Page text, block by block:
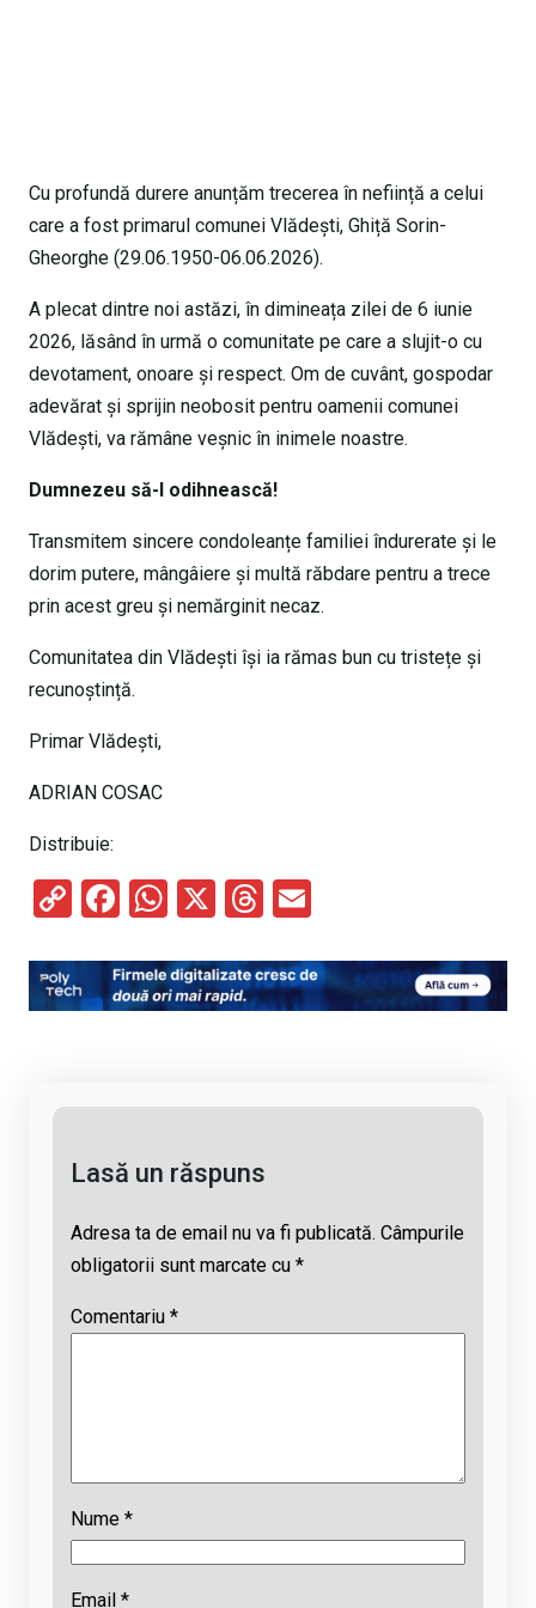
Cu profundă durere anunțăm trecerea în neființă a celui
care a fost primarul comunei Vlădești, Ghiță Sorin-
Gheorghe (29.06.1950-06.06.2026).
A plecat dintre noi astăzi, în dimineața zilei de 6 iunie
2026, lăsând în urmă o comunitate pe care a slujit-o cu
devotament, onoare și respect. Om de cuvânt, gospodar
adevărat și sprijin neobosit pentru oamenii comunei
Vlădești, va rămâne veșnic în inimele noastre.
Dumnezeu să-l odihnească!
Transmitem sincere condoleanțe familiei îndurerate și le
dorim putere, mângâiere și multă răbdare pentru a trece
prin acest greu și nemărginit necaz.
Comunitatea din Vlădești își ia rămas bun cu tristețe și
recunoștință.
Primar Vlădești,
ADRIAN COSAC
Distribuie:
C
py
Li
F
ce
b
W
at
s
X
T
e
a
ail
Lasă un răspuns
Adresa ta de email nu va fi publicată. Câmpurile
obligatorii sunt marcate cu *
Comentariu *
Nume *
Email *